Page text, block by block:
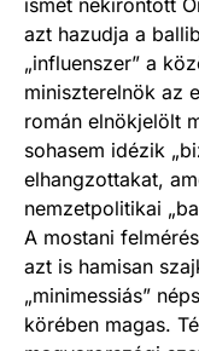
azt hazudja a
„influenszer” a
miniszterelnök az
román elnökjelölt
sohasem idézik
elhangzottakat,
nemzetpolitikai
A mostani
azt is hamisan
„minimessiás”
körében magas.